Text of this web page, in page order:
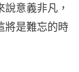
意義非凡，
將是難忘的時